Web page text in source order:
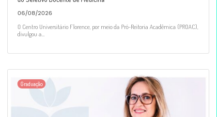
06/08/2026
O Centro Universitário Florence, por meio da Pró-Reitoria Acadêmica (PROAC),
divulgou a...
Graduação